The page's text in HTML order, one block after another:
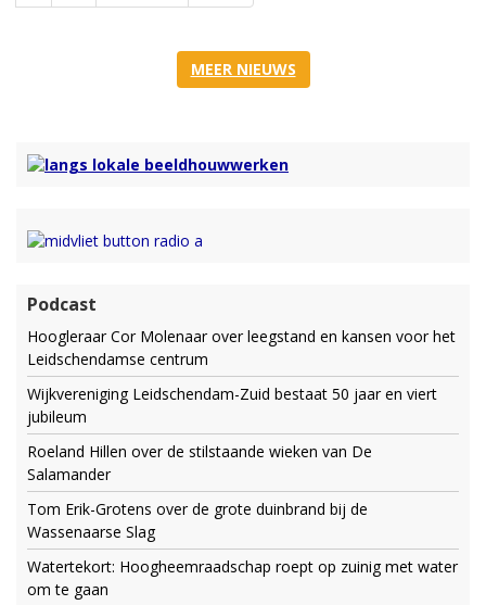
MEER NIEUWS
Podcast
Hoogleraar Cor Molenaar over leegstand en kansen voor het
Leidschendamse centrum
Wijkvereniging Leidschendam-Zuid bestaat 50 jaar en viert
jubileum
Roeland Hillen over de stilstaande wieken van De
Salamander
Tom Erik-Grotens over de grote duinbrand bij de
Wassenaarse Slag
Watertekort: Hoogheemraadschap roept op zuinig met water
om te gaan